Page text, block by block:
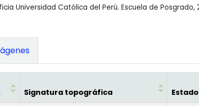
Universidad Católica del Perú. Escuela de Posgrado,
Signatura topográfica Estado